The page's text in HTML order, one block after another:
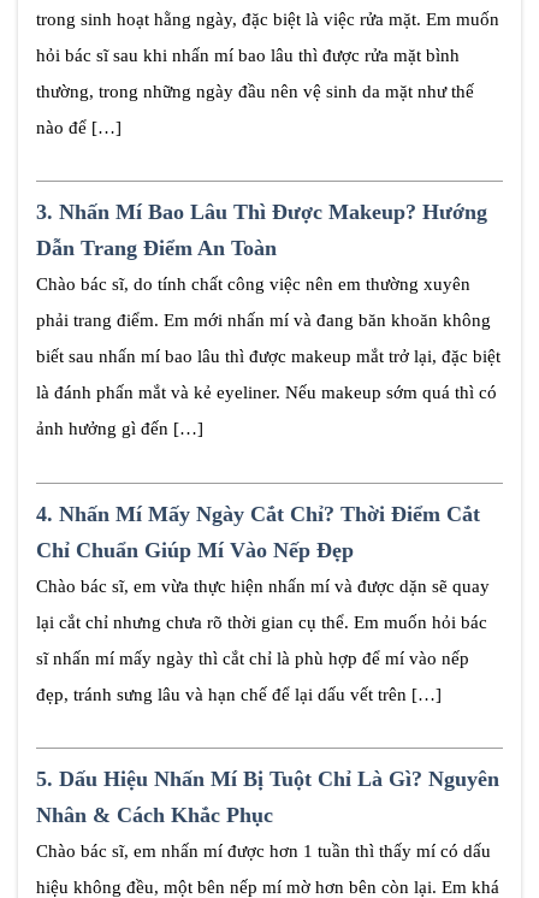
trong sinh hoạt hằng ngày, đặc biệt là việc rửa mặt. Em muốn
hỏi bác sĩ sau khi nhấn mí bao lâu thì được rửa mặt bình
thường, trong những ngày đầu nên vệ sinh da mặt như thế
nào để […]
3. Nhấn Mí Bao Lâu Thì Được Makeup? Hướng
Dẫn Trang Điểm An Toàn
Chào bác sĩ, do tính chất công việc nên em thường xuyên
phải trang điểm. Em mới nhấn mí và đang băn khoăn không
biết sau nhấn mí bao lâu thì được makeup mắt trở lại, đặc biệt
là đánh phấn mắt và kẻ eyeliner. Nếu makeup sớm quá thì có
ảnh hưởng gì đến […]
4. Nhấn Mí Mấy Ngày Cắt Chỉ? Thời Điểm Cắt
Chỉ Chuẩn Giúp Mí Vào Nếp Đẹp
Chào bác sĩ, em vừa thực hiện nhấn mí và được dặn sẽ quay
lại cắt chỉ nhưng chưa rõ thời gian cụ thể. Em muốn hỏi bác
sĩ nhấn mí mấy ngày thì cắt chỉ là phù hợp để mí vào nếp
đẹp, tránh sưng lâu và hạn chế để lại dấu vết trên […]
5. Dấu Hiệu Nhấn Mí Bị Tuột Chỉ Là Gì? Nguyên
Nhân & Cách Khắc Phục
Chào bác sĩ, em nhấn mí được hơn 1 tuần thì thấy mí có dấu
hiệu không đều, một bên nếp mí mờ hơn bên còn lại. Em khá